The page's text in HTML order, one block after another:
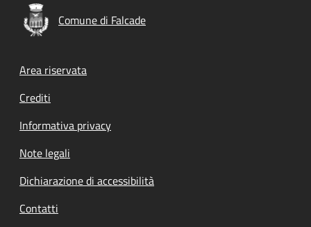
Comune di Falcade
Footer menu
Area riservata
Crediti
Informativa privacy
Note legali
Dichiarazione di accessibilità
Contatti